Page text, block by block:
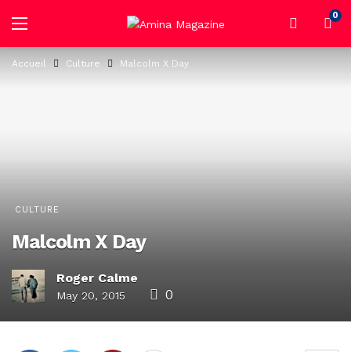
0
Accueil Culture Malcolm X Day
CULTURE
Malcolm X Day
Roger Calme
May 20, 2015 0